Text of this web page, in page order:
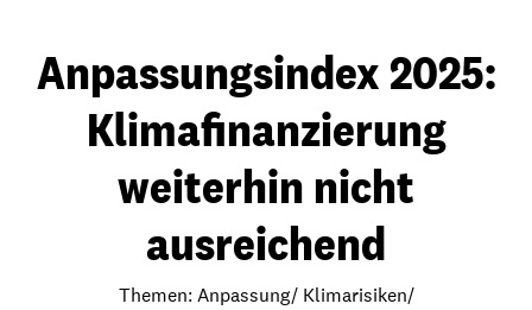
Anpassungsindex 2025:
Klimafinanzierung
weiterhin nicht
ausreichend
Themen: Anpassung/ Klimarisiken/